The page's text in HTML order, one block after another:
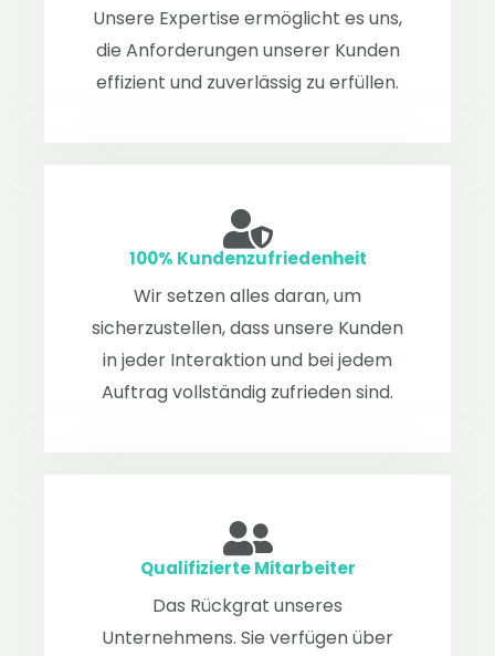
Unsere Expertise ermöglicht es uns,
die Anforderungen unserer Kunden
effizient und zuverlässig zu erfüllen.
100% Kundenzufriedenheit
Wir setzen alles daran, um
sicherzustellen, dass unsere Kunden
in jeder Interaktion und bei jedem
Auftrag vollständig zufrieden sind.
Qualifizierte Mitarbeiter
Das Rückgrat unseres
Unternehmens. Sie verfügen über